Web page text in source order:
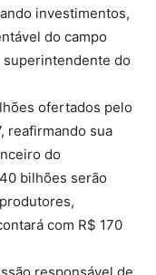
investimentos,
do campo
superintendente do
ofertados pelo
reafirmando sua
do
bilhões serão
com R$ 170